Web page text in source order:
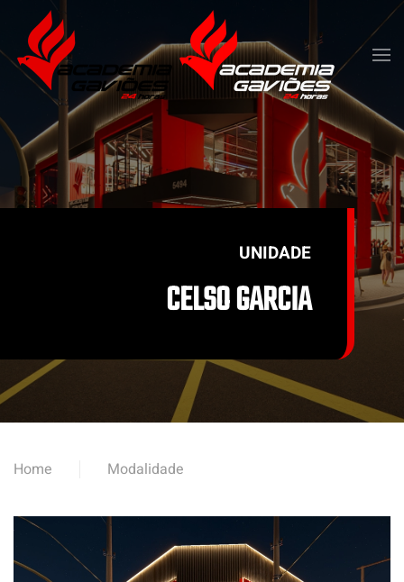
Skip to main content
UNIDADE
CELSO GARCIA
Home Modalidade